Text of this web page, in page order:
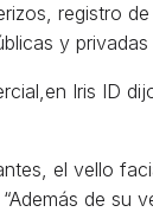
registro
y
Iris ID
el vello
de